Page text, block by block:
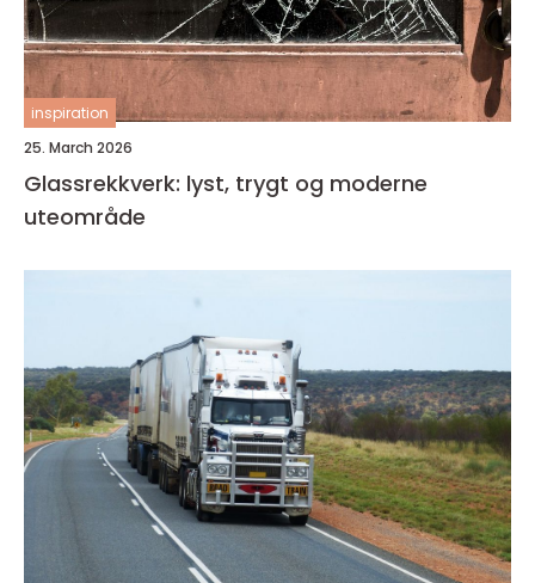
inspiration
25. March 2026
Glassrekkverk: lyst, trygt og moderne
uteområde